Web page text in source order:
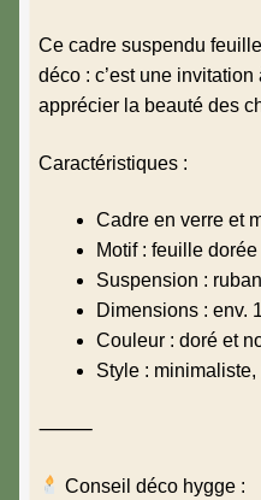
Ce cadre suspendu
déco : c’est une
apprécier la beauté des
Caractéristiques :
Cadre en verre et
Motif : feuille
Suspension :
Dimensions : env.
Couleur : doré et
Style :
⸻
Conseil déco hygge :